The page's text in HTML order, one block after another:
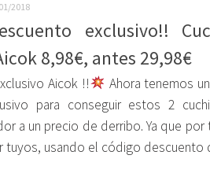
2018
exclusivo!!
8,98€, antes 29,98€
Aicok !!
Ahora tenemos
para conseguir estos 2
a un precio de derribo. Ya que por
tuyos, usando el código descuento